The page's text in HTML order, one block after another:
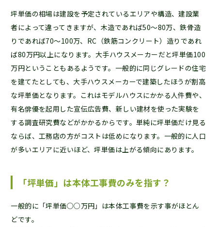
坪単価の相場は建設を予定されているエリアや構造、建設業
者によって違ってきますが、木造であれば50〜80万、鉄骨造
りであれば70〜100万、RC（鉄筋コンクリート）造りであれ
ば80万円以上になります。大手ハウスメーカーだと坪単価100
万円ということもあるようです。一般的に同じグレードの住宅
を建てたとしても、大手ハウスメーカーで建築したほうが割高
な坪単価となります。これはモデルハウスにかかる人件費や、
有名俳優を起用した宣伝広告費、新しい建材を使った実験を
する調査研究費などがかかるからです。単純に坪単価だけ見る
ならば、工務店の方がコストは低めになります。一般的に人口
が多いエリアに近いほど、坪単価は上がる傾向にあります。
「坪単価」は本体工事費のみを指す？
一般的に「坪単価○○万円」は本体工事費を示す事がほとん
どです。